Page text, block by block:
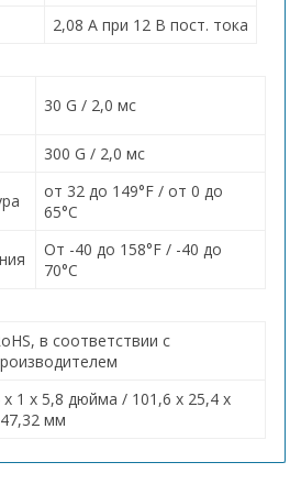
2,08 А при 12 В пост. тока
30 G / 2,0 мс
300 G / 2,0 мс
от 32 до 149°F / от 0 до
65°C
От -40 до 158°F / -40 до
70°C
в соответствии с
х 1 х 5,8 дюйма / 101,6 х 25,4 х
мм